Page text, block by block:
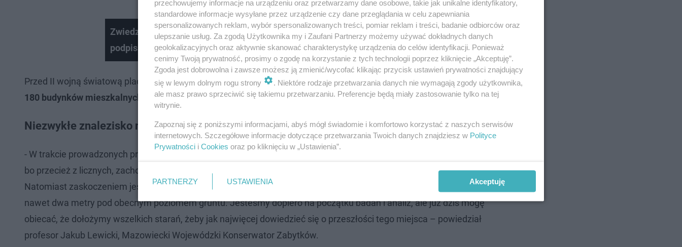
Zwiedzaj Mazowsze z Mazobiletem. Władze Warszawy i województwa
podpisały porozumienie
Przed II wojną światową plac Defilad wypełniały wysokie, secesyjne kamienice.Łącznie w tym miejscu stało około
180 budynków mieszkalnych.
Niezwykłe znalezisko na placu budowy w centrum Warszawy
- W trakcie prowadzonych prac odkryliśmy unikalne fragmenty bruku i dawnej zabudowy
bo przecież z licznych, zachowanych dokumentów znamy przedwojenną siatkę ulic w tym miejscu i układ budynków.
Natomiast zaskoczeniem jest dla nas głębokość, na jakiej trafiliśmy na fragmenty zabudowy – znajdują się one
nawet dwa metry pod obecnym poziomem gruntu. Jesteśmy dopiero na początku badań i analiz, ale już dziś mogę
obiecać, że dołożymy wszelkich starań, żeby jak najwięcej dowiedzieć się o przeszłości tego miejsca – powiedział
profesor Jakub Lewicki, Mazowiecki Wojewódzki Konserwator Zabytków.
przechowujemy informacje na urządzeniu oraz przetwarzamy dane osobowe, takie jak unikalne identyfikatory,
standardowe informacje wysyłane przez urządzenie czy dane przeglądania w celu zapewniania
spersonalizowanych reklam, wybór spersonalizowanych treści, pomiar reklam i treści, badanie odbiorców oraz
ulepszanie usług. Za zgodą Użytkownika my i Zaufani Partnerzy możemy używać dokładnych danych
geolokalizacyjnych oraz aktywnie skanować charakterystykę urządzenia do celów identyfikacji. Ponieważ
cenimy Twoją prywatność, prosimy o zgodę na korzystanie z tych technologii poprzez kliknięcie „Akceptuję”.
Zgoda jest dobrowolna i zawsze możesz ją zmienić/wycofać klikając przycisk ustawień prywatności znajdujący
się w lewym dolnym rogu strony
. Niektóre rodzaje przetwarzania danych nie wymagają zgody użytkownika,
ale masz prawo sprzeciwić się takiemu przetwarzaniu. Preferencje będą miały zastosowanie tylko na tej
witrynie.
Zapoznaj się z poniższymi informacjami, abyś mógł świadomie i komfortowo korzystać z naszych serwisów
internetowych. Szczegółowe informacje dotyczące przetwarzania Twoich danych znajdziesz w Polityce
Prywatności i Cookies oraz po kliknięciu w „Ustawienia”.
PARTNERZY USTAWIENIA Akceptuję